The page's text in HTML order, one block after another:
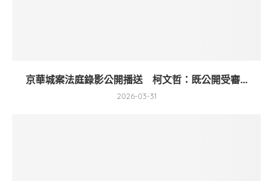
京華城案法庭錄影公開播送 柯文哲：既公開受審...
2026-03-31